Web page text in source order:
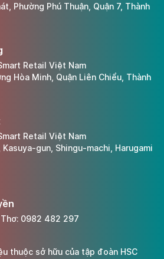
Phường Phú Thuận, Quận 7, Thành
Retail Việt Nam
Hòa Minh, Quận Liên Chiểu, Thành
Retail Việt Nam
Kasuya-gun, Shingu-machi, Harugami
Thơ: 0982 482 297
thuộc sở hữu của tập đoàn HSC